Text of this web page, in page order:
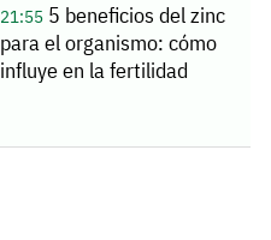
21:555 beneficios del zinc
para el organismo: cómo
influye en la fertilidad